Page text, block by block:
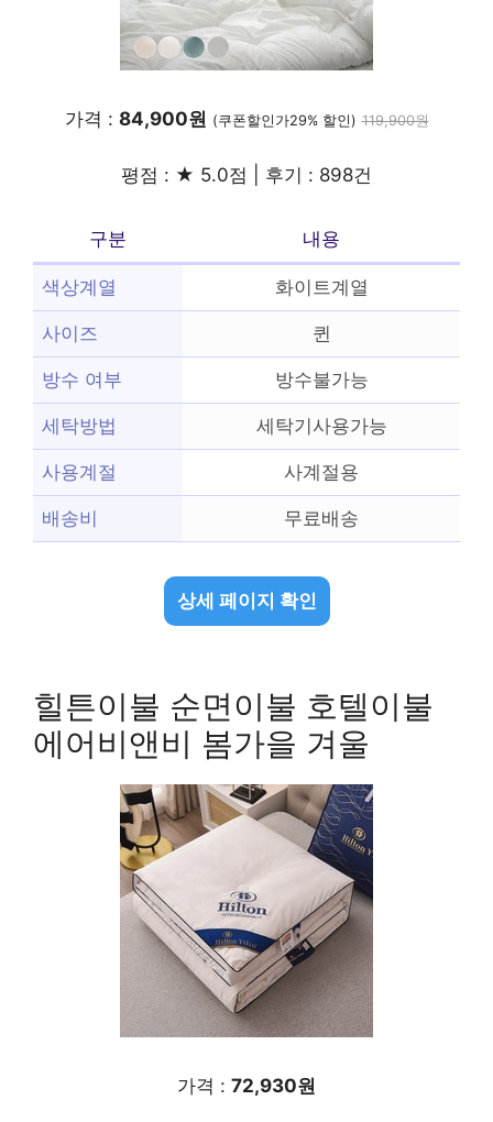
가격 : 84,900원 (쿠폰할인가29% 할인) 119,900원
평점 : ★ 5.0점 | 후기 : 898건
구분 내용
색상계열 화이트계열
사이즈 퀸
방수 여부 방수불가능
세탁방법 세탁기사용가능
사용계절 사계절용
배송비 무료배송
상세 페이지 확인
힐튼이불 순면이불 호텔이불
에어비앤비 봄가을 겨울
가격 : 72,930원